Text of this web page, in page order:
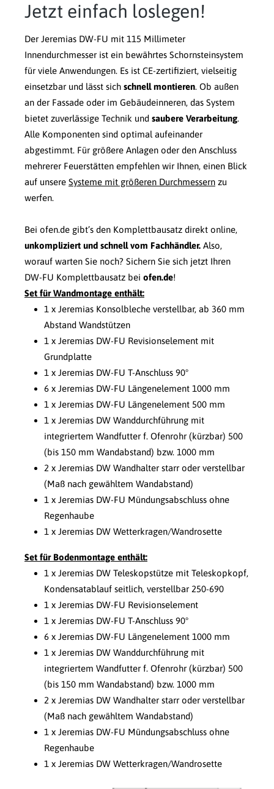
Jetzt einfach loslegen!
Der Jeremias DW-FU mit 115 Millimeter
Innendurchmesser ist ein bewährtes Schornsteinsystem
für viele Anwendungen. Es ist CE-zertifiziert, vielseitig
einsetzbar und lässt sich schnell montieren. Ob außen
an der Fassade oder im Gebäudeinneren, das System
bietet zuverlässige Technik und saubere Verarbeitung.
Alle Komponenten sind optimal aufeinander
abgestimmt. Für größere Anlagen oder den Anschluss
mehrerer Feuerstätten empfehlen wir Ihnen, einen Blick
auf unsere Systeme mit größeren Durchmessern zu
werfen.
Bei ofen.de gibt’s den Komplettbausatz direkt online,
unkompliziert und schnell vom Fachhändler. Also,
worauf warten Sie noch? Sichern Sie sich jetzt Ihren
DW-FU Komplettbausatz bei ofen.de!
Set für Wandmontage enthält:
1 x Jeremias Konsolbleche verstellbar, ab 360 mm
Abstand Wandstützen
1 x Jeremias DW-FU Revisionselement mit
Grundplatte
1 x Jeremias DW-FU T-Anschluss 90°
6 x Jeremias DW-FU Längenelement 1000 mm
1 x Jeremias DW-FU Längenelement 500 mm
1 x Jeremias DW Wanddurchführung mit
integriertem Wandfutter f. Ofenrohr (kürzbar) 500
(bis 150 mm Wandabstand) bzw. 1000 mm
2 x Jeremias DW Wandhalter starr oder verstellbar
(Maß nach gewähltem Wandabstand)
1 x Jeremias DW-FU Mündungsabschluss ohne
Regenhaube
1 x Jeremias DW Wetterkragen/Wandrosette
Set für Bodenmontage enthält:
1 x Jeremias DW Teleskopstütze mit Teleskopkopf,
Kondensatablauf seitlich, verstellbar 250-690
1 x Jeremias DW-FU Revisionselement
1 x Jeremias DW-FU T-Anschluss 90°
6 x Jeremias DW-FU Längenelement 1000 mm
1 x Jeremias DW Wanddurchführung mit
integriertem Wandfutter f. Ofenrohr (kürzbar) 500
(bis 150 mm Wandabstand) bzw. 1000 mm
2 x Jeremias DW Wandhalter starr oder verstellbar
(Maß nach gewähltem Wandabstand)
1 x Jeremias DW-FU Mündungsabschluss ohne
Regenhaube
1 x Jeremias DW Wetterkragen/Wandrosette